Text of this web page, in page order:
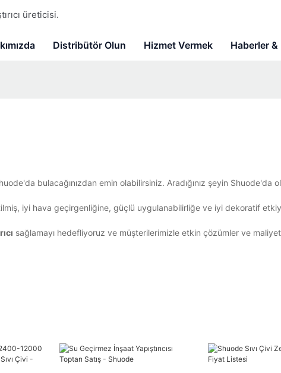
üreticisi.
Distribütör Olun Hizmet Vermek Haberler &
bulacağınızdan emin olabilirsiniz. Aradığınız şeyin Shuode'da
iyi hava geçirgenliğine, güçlü uygulanabilirliğe ve iyi dekoratif
sağlamayı hedefliyoruz ve müşterilerimizle etkin çözümler ve